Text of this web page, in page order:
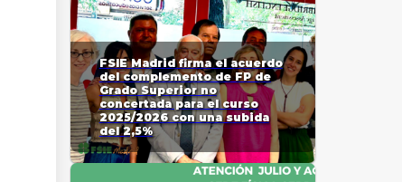
FSIE Madrid firma el acuerdo
del complemento de FP de
Grado Superior no
concertada para el curso
2025/2026 con una subida
del 2,5%